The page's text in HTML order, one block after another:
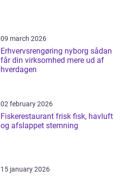
09 march 2026
Erhvervsrengøring nyborg sådan
får din virksomhed mere ud af
hverdagen
02 february 2026
Fiskerestaurant frisk fisk, havluft
og afslappet stemning
15 january 2026